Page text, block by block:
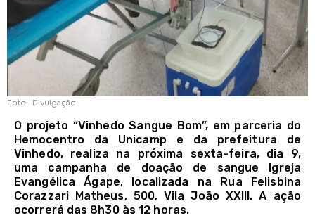
Foto: Divulgação
O projeto “Vinhedo Sangue Bom”, em parceria do
Hemocentro da Unicamp e da prefeitura de
Vinhedo, realiza na próxima sexta-feira, dia 9,
uma campanha de doação de sangue Igreja
Evangélica Ágape, localizada na Rua Felisbina
Corazzari Matheus, 500, Vila João XXIII. A ação
ocorrerá das 8h30 às 12 horas.